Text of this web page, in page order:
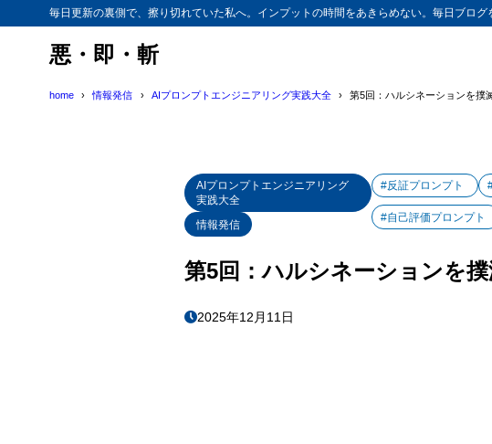
毎日更新の裏側で、擦り切れていた私へ。インプットの時間をあきらめない。毎日ブロ
悪・即・斬
home 情報発信 AIプロンプトエンジニアリング実践大全 第5回：ハルシネーションを撲
AIプロンプトエンジニアリング
実践大全
情報発信
#反証プロンプト
#自己評価プロンプト
第5回：ハルシネーションを
2025年12月11日